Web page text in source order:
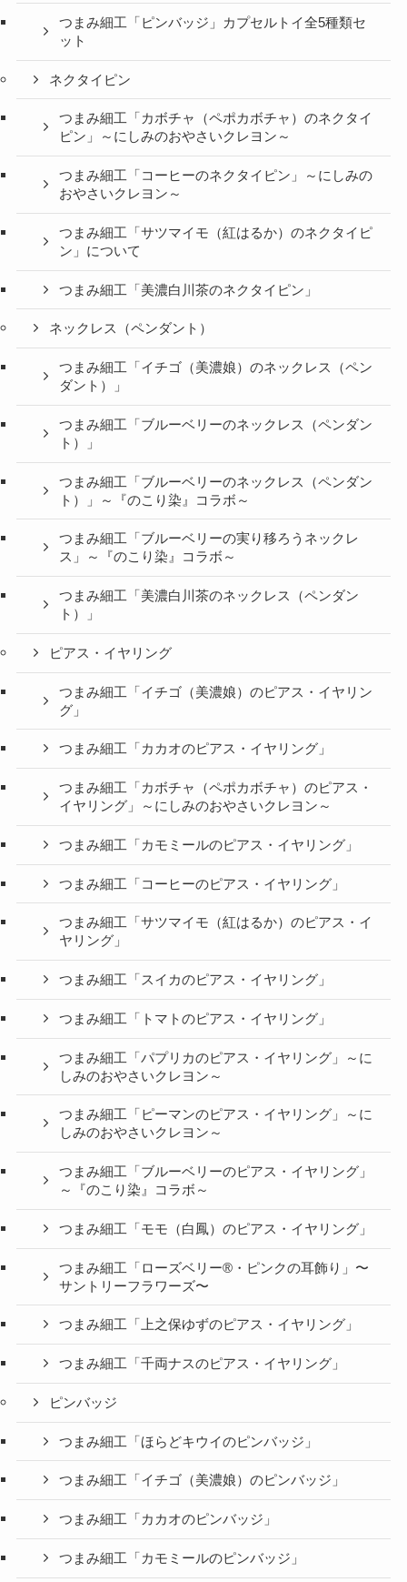
つまみ細工「ピンバッジ」カプセルトイ全5種類セ
ット
ネクタイピン
つまみ細工「カボチャ（ペポカボチャ）のネクタイ
ピン」～にしみのおやさいクレヨン～
つまみ細工「コーヒーのネクタイピン」～にしみの
おやさいクレヨン～
つまみ細工「サツマイモ（紅はるか）のネクタイピ
ン」について
つまみ細工「美濃白川茶のネクタイピン」
ネックレス（ペンダント）
つまみ細工「イチゴ（美濃娘）のネックレス（ペン
ダント）」
つまみ細工「ブルーベリーのネックレス（ペンダン
ト）」
つまみ細工「ブルーベリーのネックレス（ペンダン
ト）」～『のこり染』コラボ～
つまみ細工「ブルーベリーの実り移ろうネックレ
ス」～『のこり染』コラボ～
つまみ細工「美濃白川茶のネックレス（ペンダン
ト）」
ピアス・イヤリング
つまみ細工「イチゴ（美濃娘）のピアス・イヤリン
グ」
つまみ細工「カカオのピアス・イヤリング」
つまみ細工「カボチャ（ペポカボチャ）のピアス・
イヤリング」～にしみのおやさいクレヨン～
つまみ細工「カモミールのピアス・イヤリング」
つまみ細工「コーヒーのピアス・イヤリング」
つまみ細工「サツマイモ（紅はるか）のピアス・イ
ヤリング」
つまみ細工「スイカのピアス・イヤリング」
つまみ細工「トマトのピアス・イヤリング」
つまみ細工「パプリカのピアス・イヤリング」～に
しみのおやさいクレヨン～
つまみ細工「ピーマンのピアス・イヤリング」～に
しみのおやさいクレヨン～
つまみ細工「ブルーベリーのピアス・イヤリング」
～『のこり染』コラボ～
つまみ細工「モモ（白鳳）のピアス・イヤリング」
つまみ細工「ローズベリー®・ピンクの耳飾り」〜
サントリーフラワーズ〜
つまみ細工「上之保ゆずのピアス・イヤリング」
つまみ細工「千両ナスのピアス・イヤリング」
ピンバッジ
つまみ細工「ほらどキウイのピンバッジ」
つまみ細工「イチゴ（美濃娘）のピンバッジ」
つまみ細工「カカオのピンバッジ」
つまみ細工「カモミールのピンバッジ」